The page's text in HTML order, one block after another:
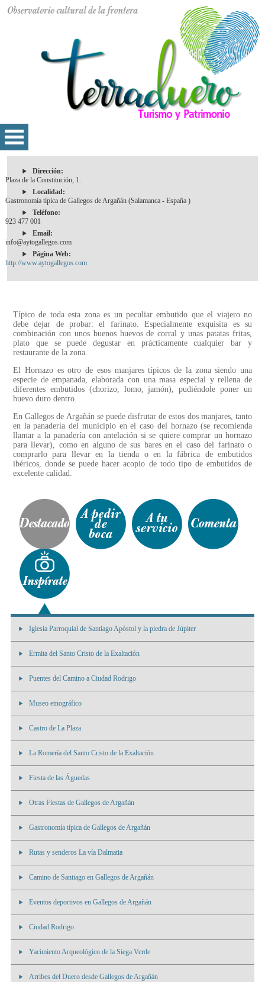
Dirección:
Plaza de la Constitución, 1.
Localidad:
Gastronomía típica de Gallegos de Argañán (Salamanca - España )
Teléfono:
923 477 001
Email:
info@aytogallegos.com
Página Web:
http://www.aytogallegos.com
Típico de toda esta zona es un peculiar embutido que el viajero no
debe dejar de probar: el farinato. Especialmente exquisita es su
combinación con unos buenos huevos de corral y unas patatas fritas,
plato que se puede degustar en prácticamente cualquier bar y
restaurante de la zona.
El Hornazo es otro de esos manjares típicos de la zona siendo una
especie de empanada, elaborada con una masa especial y rellena de
diferentes embutidos (chorizo, lomo, jamón), pudiéndole poner un
huevo duro dentro.
En Gallegos de Argañán se puede disfrutar de estos dos manjares, tanto
en la panadería del municipio en el caso del hornazo (se recomienda
llamar a la panadería con antelación si se quiere comprar un hornazo
para llevar), como en alguno de sus bares en el caso del farinato o
comprarlo para llevar en la tienda o en la fábrica de embutidos
ibéricos, donde se puede hacer acopio de todo tipo de embutidos de
excelente calidad.
Iglesia Parroquial de Santiago Apóstol y la piedra de Júpiter
Ermita del Santo Cristo de la Exaltación
Puentes del Camino a Ciudad Rodrigo
Museo etnográfico
Castro de La Plaza
La Romería del Santo Cristo de la Exaltación
Fiesta de las Águedas
Otras Fiestas de Gallegos de Argañán
Gastronomía típica de Gallegos de Argañán
Rutas y senderos La vía Dalmatia
Camino de Santiago en Gallegos de Argañán
Eventos deportivos en Gallegos de Argañán
Ciudad Rodrigo
Yacimiento Arqueológico de la Siega Verde
Arribes del Duero desde Gallegos de Argañán